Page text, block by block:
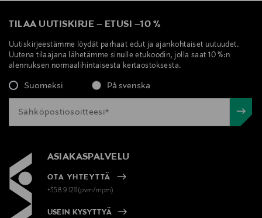
TILAA UUTISKIRJE – ETUSI –10 %
Uutiskirjeestämme löydät parhaat edut ja ajankohtaiset uutuudet.
Uutena tilaajana lähetämme sinulle etukoodin, jolla saat 10 %:n
alennuksen normaalihintaisesta kertaostoksesta.
Suomeksi På svenska
ASIAKASPALVELU
OTA YHTEYTTÄ
+358 9 1211(pvm/mpm)
USEIN KYSYTTYÄ